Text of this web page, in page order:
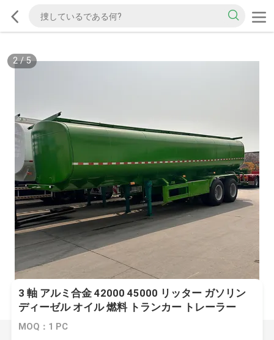
2/5
3 軸 アルミ合金 42000 45000 リッター ガソリン
ディーゼル オイル 燃料 トランカー トレーラー
MOQ：1 PC